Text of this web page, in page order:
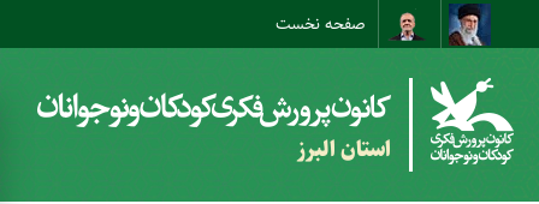
صفحه نخست
ارتباط با ما
نقشه سایت
استان البرز